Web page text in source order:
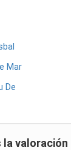
Mar
De
la valoración